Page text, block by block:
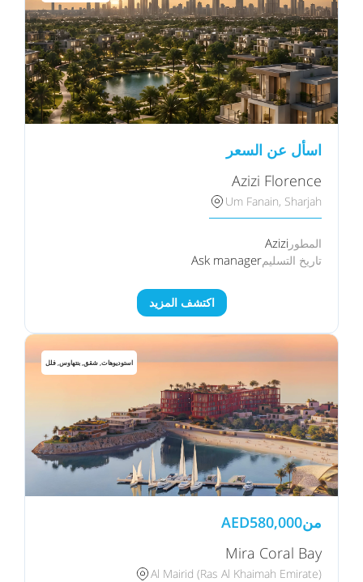
اسأل عن السعر
Azizi Florence
Um Fanain, Sharjah
المطور Azizi
تاريخ التسليمAsk manager
اكتشف المزيد
استوديوهات, شقق, بنتهاوس, فلل
من AED580,000
Mira Coral Bay
Al Mairid (Ras Al Khaimah Emirate)